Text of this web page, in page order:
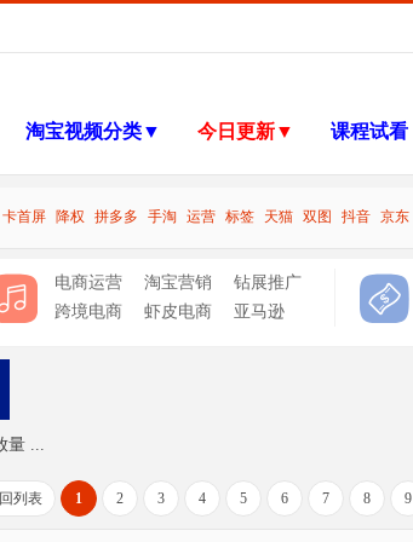
淘宝视频分类▼ 今日更新▼ 课程试看
卡首屏 降权 拼多多 手淘 运营 标签 天猫 双图 抖音 京东
电商运营 淘宝营销
钻展推广
跨境电商
虾皮电商 亚马逊
...
1 2 3 4 5 6 7 8 9
列表